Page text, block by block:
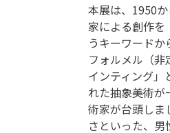
本展は、1950
家による創作を
うキーワード
フォルメル（
インティング」
れた抽象美術
術家が台頭しま
さといった、